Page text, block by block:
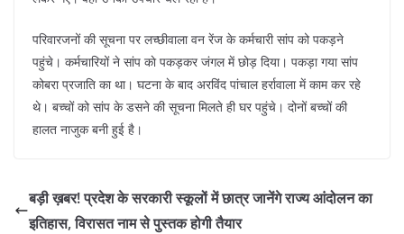
परिवारजनों की सूचना पर लच्छीवाला वन रेंज के कर्मचारी सांप को पकड़ने
पहुंचे। कर्मचारियों ने सांप काे पकड़कर जंगल में छोड़ दिया। पकड़ा गया सांप
कोबरा प्रजाति का था। घटना के बाद अरविंद पांचाल हर्रावाला में काम कर रहे
थे। बच्चों को सांप के डसने की सूचना मिलते ही घर पहुंचे। दोनों बच्चों की
हालत नाजुक बनी हुई है।
बड़ी ख़बर! प्रदेश के सरकारी स्कूलों में छात्र जानेंगे राज्य आंदोलन का
इतिहास, विरासत नाम से पुस्तक होगी तैयार